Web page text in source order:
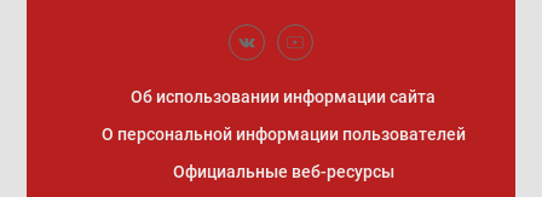
Об использовании информации сайта
О персональной информации пользователей
Официальные веб-ресурсы